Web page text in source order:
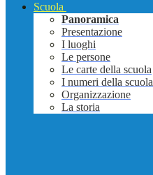
Scuola
Panoramica
Presentazione
I luoghi
Le persone
Le carte della scuola
I numeri della scuola
Organizzazione
La storia